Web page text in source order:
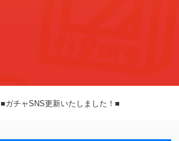
■ガチャSNS更新いたしました！■